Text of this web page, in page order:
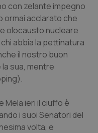
con zelante impegno
ormai acclarato che
olocausto nucleare
chi abbia la pettinatura
il nostro buon
sua, mentre
Mela ieri il ciuffo è
i suoi Senatori del
volta, e